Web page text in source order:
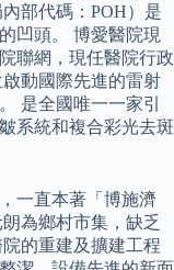
部代碼：POH）是
凹頭。 博愛醫院現
聯網，現任醫院行政
動國際先進的雷射
是全國唯一一家引
系統和複合彩光去斑
一直本著「博施濟
為鄉村市集，缺乏
的重建及擴建工程